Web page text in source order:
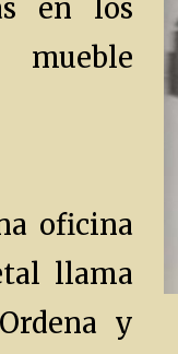
en los
oficina
llama
y